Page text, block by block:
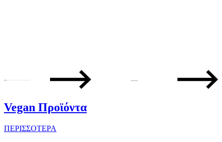
—
Vegan Προϊόντα
ΠΕΡΙΣΣΟΤΕΡΑ